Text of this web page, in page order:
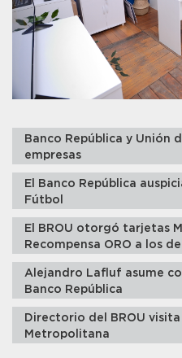
Banco República y Unión
empresas
El Banco República
Fútbol
El BROU otorgó tarjetas
Recompensa ORO a los
Alejandro Lafluf asume
Banco República
Directorio del BROU
Metropolitana